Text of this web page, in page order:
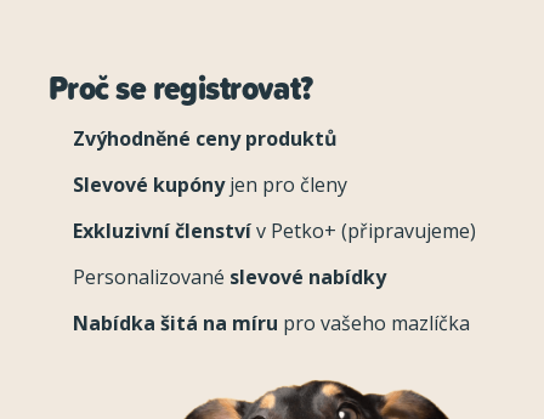
Proč se registrovat?
Zvýhodněné ceny produktů
Slevové kupónyjen pro členy
Exkluzivní členstvív Petko+ (připravujeme)
Personalizované slevové nabídky
Nabídka šitá na míru pro vašeho mazlíčka